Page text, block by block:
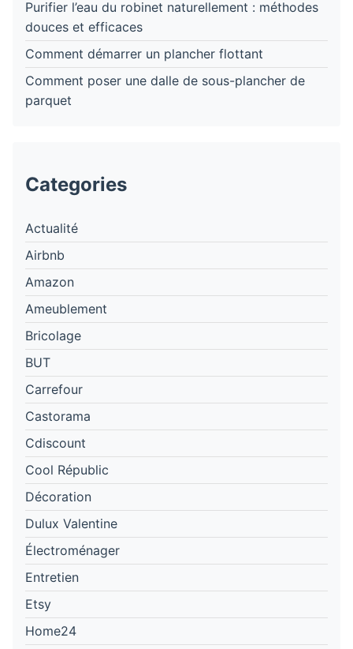
Purifier l’eau du robinet naturellement : méthodes
douces et efficaces
Comment démarrer un plancher flottant
Comment poser une dalle de sous-plancher de
parquet
Categories
Actualité
Airbnb
Amazon
Ameublement
Bricolage
BUT
Carrefour
Castorama
Cdiscount
Cool Républic
Décoration
Dulux Valentine
Électroménager
Entretien
Etsy
Home24